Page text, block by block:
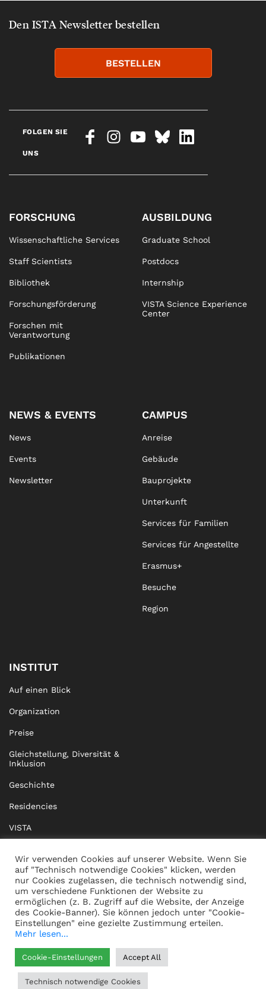
Den ISTA Newsletter bestellen
BESTELLEN
FOLGEN SIE
UNS
FORSCHUNG
Wissenschaftliche Services
Staff Scientists
Bibliothek
Forschungsförderung
Forschen mit
Verantwortung
Publikationen
AUSBILDUNG
Graduate School
Postdocs
Internship
VISTA Science Experience
Center
NEWS & EVENTS
News
Events
Newsletter
CAMPUS
Anreise
Gebäude
Bauprojekte
Unterkunft
Services für Familien
Services für Angestellte
Erasmus+
Besuche
Region
INSTITUT
Auf einen Blick
Organization
Preise
Gleichstellung, Diversität &
Inklusion
Geschichte
Residencies
VISTA
BRIDGE Network
Dokumente
KONTAKT
WHISTLEBLOWING
IMPRESSUM
DATENSCHUTZ
Wir verwenden Cookies auf unserer Website. Wenn Sie
auf "Technisch notwendige Cookies" klicken, werden
nur Cookies zugelassen, die technisch notwendig sind,
um verschiedene Funktionen der Website zu
ermöglichen (z. B. Zugriff auf die Website, der Anzeige
des Cookie-Banner). Sie können jedoch unter "Cookie-
Einstellungen" eine gezielte Zustimmung erteilen.
Mehr lesen...
Cookie-Einstellungen Accept All
Technisch notwendige Cookies